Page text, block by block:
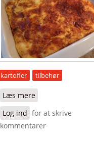
kartofler tilbehør
Læs mere
Log ind for at skrive
kommentarer